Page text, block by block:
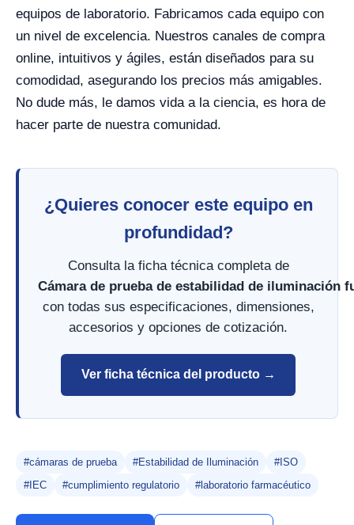
equipos de laboratorio. Fabricamos cada equipo con
un nivel de excelencia. Nuestros canales de compra
online, intuitivos y ágiles, están diseñados para su
comodidad, asegurando los precios más amigables.
No dude más, le damos vida a la ciencia, es hora de
hacer parte de nuestra comunidad.
¿Quieres conocer este equipo en
profundidad?
Consulta la ficha técnica completa de
Cámara de prueba de estabilidad de iluminación
con todas sus especificaciones, dimensiones,
accesorios y opciones de cotización.
Ver ficha técnica del producto →
#cámaras de prueba #Estabilidad de Iluminación
#ISO
#IEC
#cumplimiento regulatorio #laboratorio farmacéutico